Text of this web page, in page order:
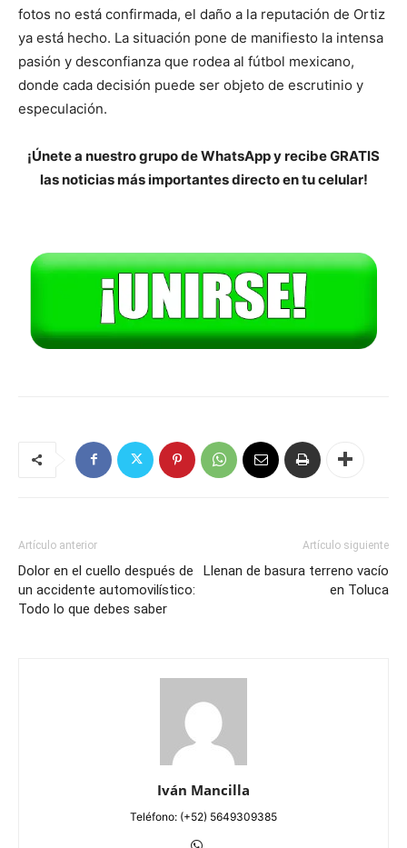
fotos no está confirmada, el daño a la reputación de Ortiz
ya está hecho. La situación pone de manifiesto la intensa
pasión y desconfianza que rodea al fútbol mexicano,
donde cada decisión puede ser objeto de escrutinio y
especulación.
¡Únete a nuestro grupo de WhatsApp y recibe GRATIS
las noticias más importantes directo en tu celular!
Artículo anterior
Dolor en el cuello después de
un accidente automovilístico:
Todo lo que debes saber
Artículo siguiente
Llenan de basura terreno vacío
en Toluca
Iván Mancilla
Teléfono: (+52) 5649309385